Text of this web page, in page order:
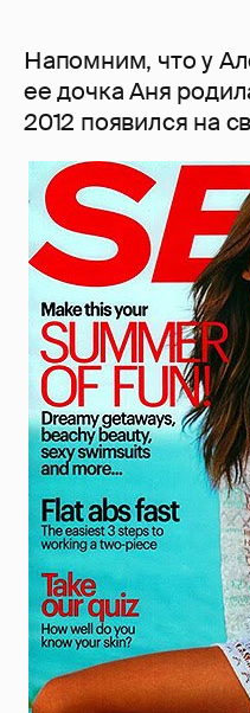
Напомним, что у
ее дочка Аня
2012 появился на